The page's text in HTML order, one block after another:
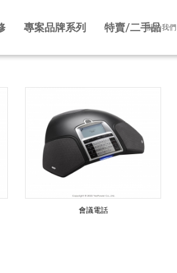
關於我們
專案品牌系列 特賣/二手品
會議電話